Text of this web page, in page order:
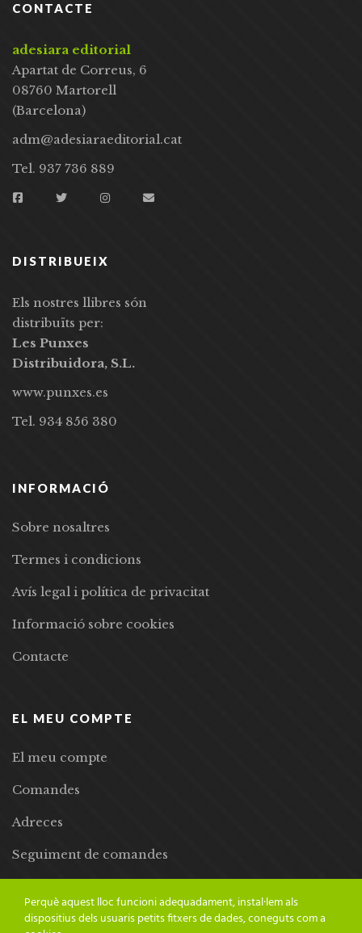
CONTACTE
adesiara editorial
Apartat de Correus, 6
08760 Martorell
(Barcelona)
adm@adesiaraeditorial.cat
Tel. 937 736 889
DISTRIBUEIX
Els nostres llibres són
distribuïts per:
Les Punxes
Distribuidora, S.L.
www.punxes.es
Tel. 934 856 380
INFORMACIÓ
Sobre nosaltres
Termes i condicions
Avís legal i política de privacitat
Informació sobre cookies
Contacte
EL MEU COMPTE
El meu compte
Comandes
Adreces
Seguiment de comandes
Perquè aquest lloc funcioni adequadament, instal·lem als
dispositius dels usuaris petits fitxers de dades, coneguts com a